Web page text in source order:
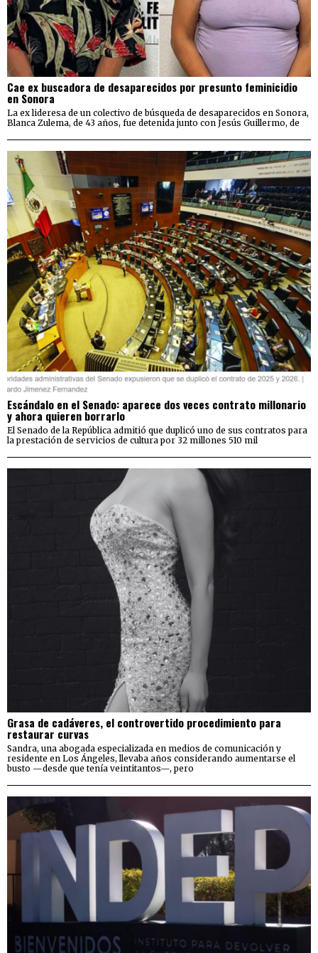
Cae ex buscadora de desaparecidos por presunto feminicidio
en Sonora
La ex lideresa de un colectivo de búsqueda de desaparecidos en Sonora,
Blanca Zulema, de 43 años, fue detenida junto con Jesús Guillermo, de
Escándalo en el Senado: aparece dos veces contrato millonario
y ahora quieren borrarlo
El Senado de la República admitió que duplicó uno de sus contratos para
la prestación de servicios de cultura por 32 millones 510 mil
Grasa de cadáveres, el controvertido procedimiento para
restaurar curvas
Sandra, una abogada especializada en medios de comunicación y
residente en Los Ángeles, llevaba años considerando aumentarse el
busto —desde que tenía veintitantos—, pero